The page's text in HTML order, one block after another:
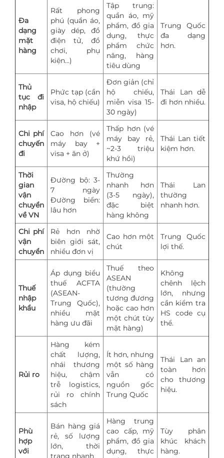
Đa
dạng
mặt
hàng
Rất phong
phú (quần áo,
giày dép, đồ
điện tử, đồ
chơi, phụ
kiện...)
Tập trung:
quần áo, mỹ
phẩm, đồ gia
dụng, thực
phẩm chức
năng, hàng
tiêu dùng
Trung Quốc
đa dạng
hơn.
Thủ
tục đi
nhập
Phức tạp (cần
visa, hộ chiếu)
Đơn giản (chỉ
hộ chiếu,
miễn visa 15-
30 ngày)
Thái Lan dễ
đi hơn nhiều.
Chi phí
chuyến
đi
Cao hơn (vé
máy bay +
visa + ăn ở)
Thấp hơn (vé
máy bay rẻ,
~2-3 triệu
khứ hồi)
Thái Lan tiết
kiệm hơn.
Thời
gian
vận
chuyển
về VN
Đường bộ: 3-
7 ngày
Đường biển:
lâu hơn
Thường
nhanh hơn
(3-5 ngày),
đặc biệt
hàng không
Thái Lan
thường
nhanh hơn.
Chi phí
vận
chuyển
Rẻ hơn nhờ
biên giới sát,
nhiều đơn vị
Cao hơn một
chút
Trung Quốc
lợi thế.
Thuế
nhập
khẩu
Áp dụng biểu
thuế ACFTA
(ASEAN-
Trung Quốc),
nhiều mặt
hàng ưu đãi
Thuế theo
ASEAN
(thường
tương đương
hoặc cao hơn
một chút tùy
mặt hàng)
Không
chênh lệch
lớn, nhưng
cần kiểm tra
HS code cụ
thể.
Rủi ro
Hàng kém
chất lượng,
nhái thương
hiệu, chậm
trễ logistics,
rủi ro chính
sách
Ít hơn, nhưng
một số hàng
vẫn có
nguồn gốc
Trung Quốc
Thái Lan an
toàn hơn
cho thương
hiệu.
Phù
hợp
với
Bán hàng giá
rẻ, số lượng
lớn, thời
trang nhanh
Hàng trung
cao cấp, mỹ
phẩm, đồ gia
dụng, thực
Tùy phân
khúc khách
hàng.